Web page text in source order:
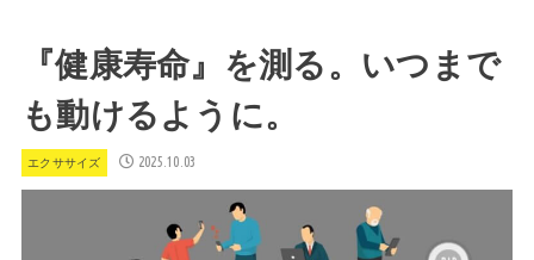
『健康寿命』を測る。いつまで
も動けるように。
エクササイズ 2025.10.03